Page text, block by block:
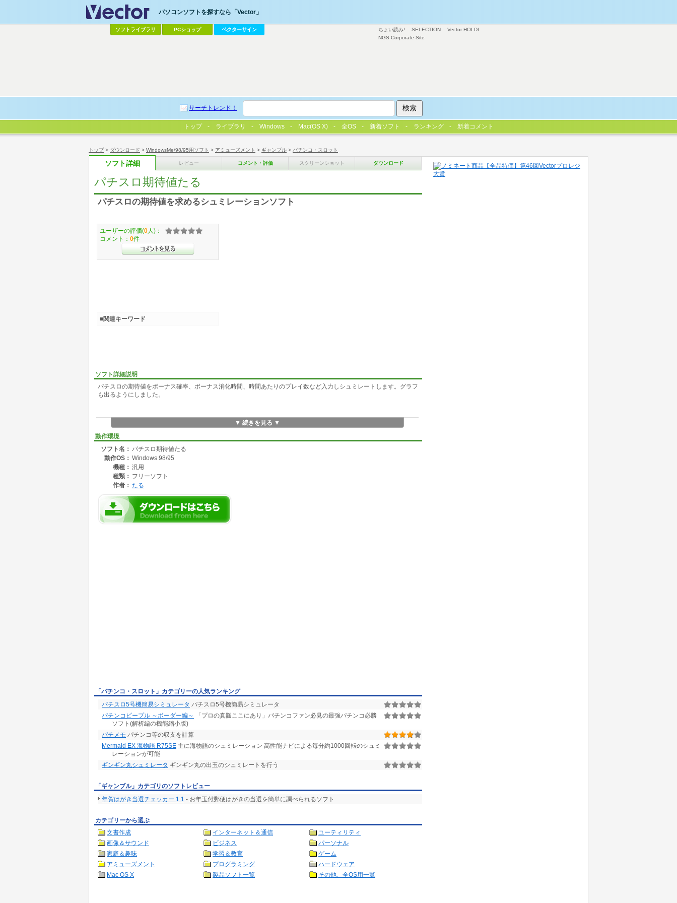
トップ> ダウンロード > WindowsMe/98/95用ソフト > アミューズメント > ギャンブル > パチンコ・スロット
ソフト詳細 レビュー コメント・評価 スクリーンショット ダウンロード
パチスロ期待値たる
パチスロの期待値を求めるシュミレーションソフト
ソフト詳細説明
パチスロの期待値をボーナス確率、ボーナス消化時間、時間あたりのプレイ数など入力しシュミレートします。グラフ
も出るようにしました。
▼ 続きを見る ▼
動作環境
ソフト名： パチスロ期待値たる
動作OS： Windows 98/95
機種： 汎用
種類： フリーソフト
作者： たる
ユーザーの評価(0 人)：
コメント： 0件
■関連キーワード
「パチンコ・スロット」カテゴリーの人気ランキング
パチスロ5号機簡易シミュレータ パチスロ5号機簡易シミュレータ
パチンコピープル ～ボーダー編～
「プロの真髄ここにあり」パチンコファン必見の最強パチンコ必勝
ソフト(解析編の機能縮小版)
パチメモ パチンコ等の収支を計算
Mermaid EX 海物語 R75SE 主に海物語のシュミレーション 高性能ナビによる毎分約1000回転のシュミ
レーションが可能
ギンギン丸シュミレータ ギンギン丸の出玉のシュミレートを行う
「ギャンブル」カテゴリのソフトレビュー
年賀はがき当選チェッカー 1.1 - お年玉付郵便はがきの当選を簡単に調べられるソフト
カテゴリーから選ぶ
文書作成
インターネット＆通信
ユーティリティ
画像＆サウンド
ビジネス
パーソナル
家庭＆趣味
学習＆教育
ゲーム
アミューズメント
プログラミング
ハードウェア
Mac OS X
製品ソフト一覧 その他、全OS用一覧
ちょい読み! SELECTION
Vector HOLDI
NGS Corporate Site
パソコンソフトを探すなら「Vector」
ソフトライブラリ PCショップ ベクターサイン
サーチトレンド！
トップ ライブラリ Windows Mac(OS X) 全OS 新着ソフト ランキング 新着コメント